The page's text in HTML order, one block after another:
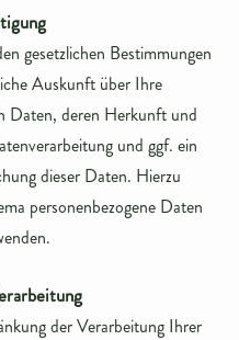
gesetzlichen Bestimmungen
Auskunft über Ihre
Daten, deren Herkunft und
und ggf. ein
dieser Daten. Hierzu
personenbezogene Daten
der Verarbeitung Ihrer